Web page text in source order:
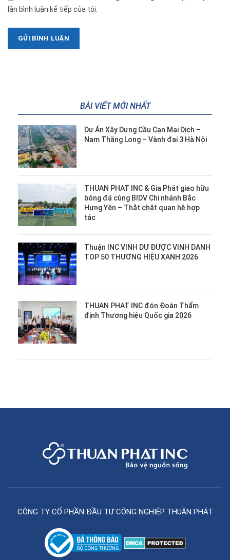
lần bình luận kế tiếp của tôi.
BÀI VIẾT MỚI NHẤT
Dự Án Xây Dựng Cầu Cạn Mai Dịch –
Nam Thăng Long – Vành đai 3 Hà Nội
THUAN PHAT INC & Gia Phát giao hữu
bóng đá cùng BIDV Chi nhánh Bắc
Hưng Yên – Thắt chặt quan hệ hợp
tác
Thuận INC VINH DỰ ĐƯỢC VINH DANH
TOP 50 THƯƠNG HIỆU XANH 2026
THUAN PHAT INC đón Đoàn Thẩm
định Thương hiệu Quốc gia 2026
CÔNG TY CỔ PHẦN ĐẦU TƯ CÔNG NGHIỆP THUẬN PHÁT